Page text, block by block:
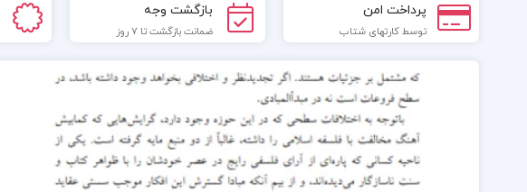
پرداخت امن
توسط کارتهای شتاب
بازگشت وجه
ضمانت بازگشت تا 7 روز